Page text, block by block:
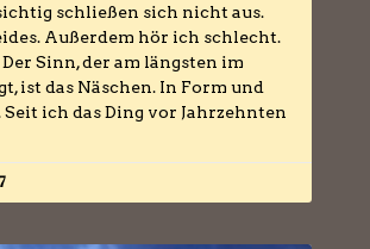
schließen sich nicht aus.
Außerdem hör ich schlecht.
Der Sinn, der am längsten im
ist das Näschen. In Form und
ich das Ding vor Jahrzehnten